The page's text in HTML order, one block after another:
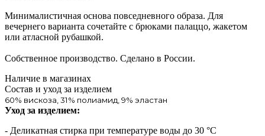
Минималистичная основа повседневного образа. Для
вечернего варианта сочетайте с брюками палаццо, жакетом
или атласной рубашкой.
Собственное производство. Сделано в России.
Наличие в магазинах
Состав и уход за изделием
60% вискоза, 31% полиамид, 9% эластан
Уход за изделием:
- Деликатная стирка при температуре воды до 30 °C